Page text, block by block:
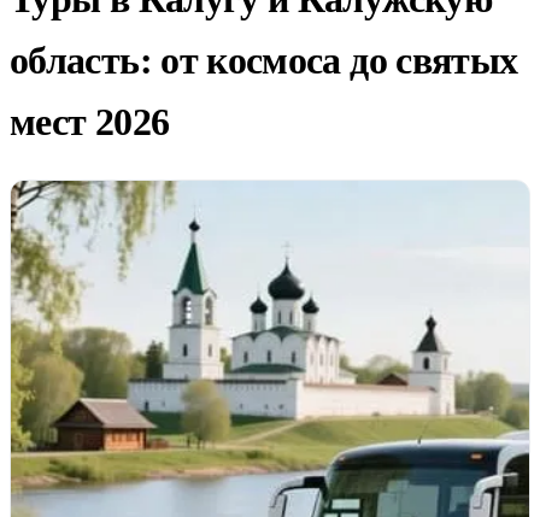
область: от космоса до святых
мест 2026